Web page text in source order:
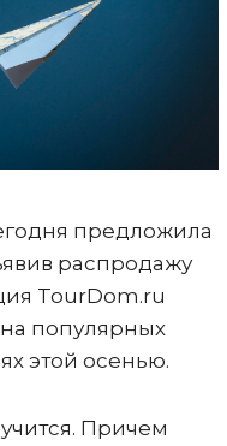
предложила
распродажу
TourDom.ru
популярных
этой осенью.
Причем